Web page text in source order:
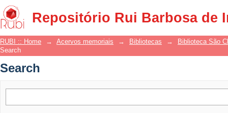
Repositório Rui Barbosa de
Search
RUBI :: Home → Acervos memoriais → Bibliotecas →
Biblioteca São
Search
Search